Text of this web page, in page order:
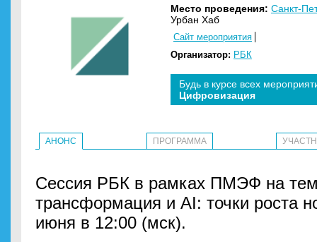
Место проведения: Санкт-
Урбан Хаб
Сайт мероприятия
Организатор: РБК
Будь в курсе всех
Цифровизация
АНОНС ПРОГРАММА
Сессия РБК в рамках ПМЭФ на
трансформация и AI: точки роста
июня в 12:00 (мск).